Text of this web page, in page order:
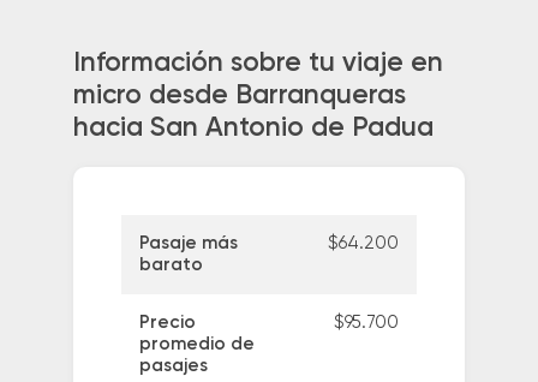
Información sobre tu viaje en
micro desde Barranqueras
hacia San Antonio de Padua
Pasaje más
barato
$64.200
Precio
promedio de
pasajes
$95.700